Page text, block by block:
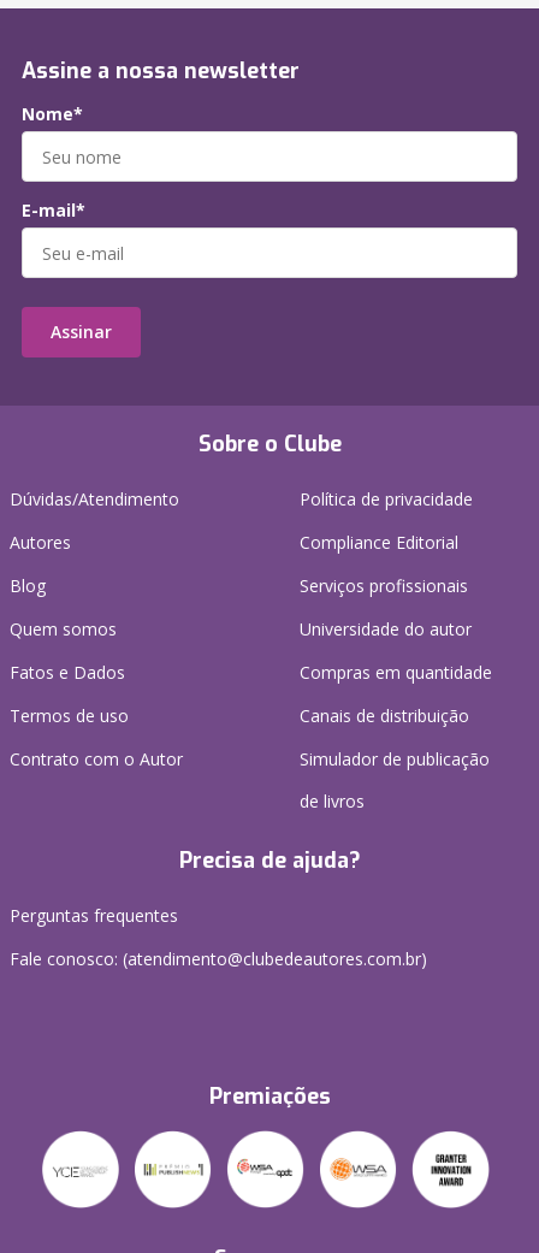
Sobre o Clube
Dúvidas/Atendimento
Autores
Blog
Quem somos
Fatos e Dados
Termos de uso
Contrato com o Autor
Política de privacidade
Compliance Editorial
Serviços profissionais
Universidade do autor
Compras em quantidade
Canais de distribuição
Simulador de publicação
de livros
Precisa de ajuda?
Perguntas frequentes
Fale conosco: (atendimento@clubedeautores.com.br)
Premiações
Assine a nossa newsletter
Nome*
E-mail*
Assinar